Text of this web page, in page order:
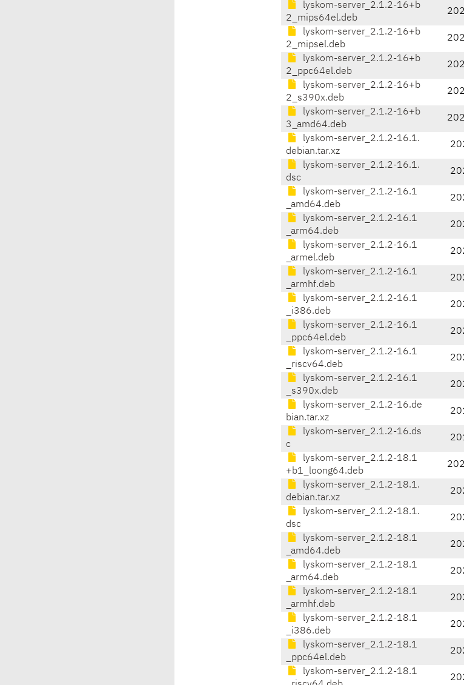
lyskom-server_2.1.2-16+b
2_mips64el.deb
lyskom-server_2.1.2-16+b
2_mipsel.deb
lyskom-server_2.1.2-16+b
2_ppc64el.deb
lyskom-server_2.1.2-16+b
2_s390x.deb
lyskom-server_2.1.2-16+b
3_amd64.deb
lyskom-server_2.1.2-16.1.
debian.tar.xz
lyskom-server_2.1.2-16.1.
dsc
lyskom-server_2.1.2-16.1
_amd64.deb
lyskom-server_2.1.2-16.1
_arm64.deb
lyskom-server_2.1.2-16.1
_armel.deb
lyskom-server_2.1.2-16.1
_armhf.deb
lyskom-server_2.1.2-16.1
_i386.deb
lyskom-server_2.1.2-16.1
_ppc64el.deb
lyskom-server_2.1.2-16.1
_riscv64.deb
lyskom-server_2.1.2-16.1
_s390x.deb
lyskom-server_2.1.2-16.de
bian.tar.xz
lyskom-server_2.1.2-16.ds
c
lyskom-server_2.1.2-18.1
+b1_loong64.deb
lyskom-server_2.1.2-18.1.
debian.tar.xz
lyskom-server_2.1.2-18.1.
dsc
lyskom-server_2.1.2-18.1
_amd64.deb
lyskom-server_2.1.2-18.1
_arm64.deb
lyskom-server_2.1.2-18.1
_armhf.deb
lyskom-server_2.1.2-18.1
_i386.deb
lyskom-server_2.1.2-18.1
_ppc64el.deb
lyskom-server_2.1.2-18.1